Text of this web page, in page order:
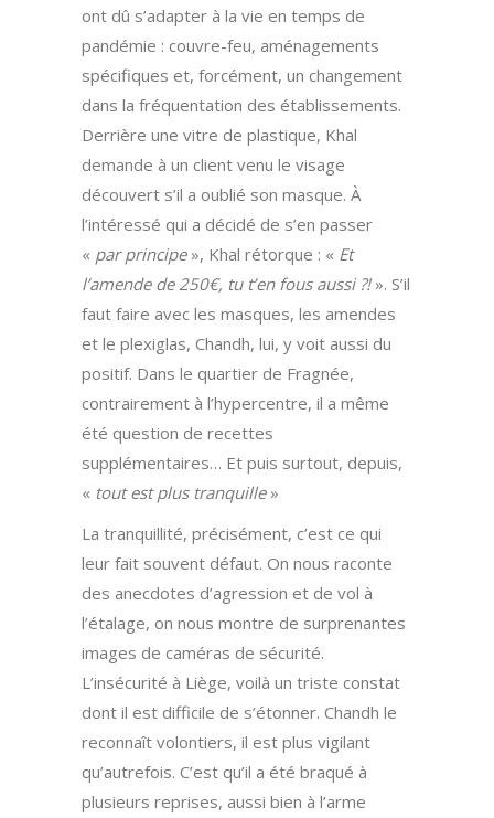
ont dû s’adapter à la vie en temps de
pandémie : couvre-feu, aménagements
spécifiques et, forcément, un changement
dans la fréquentation des établissements.
Derrière une vitre de plastique, Khal
demande à un client venu le visage
découvert s’il a oublié son masque. À
l’intéressé qui a décidé de s’en passer
« par principe», Khal rétorque : « Et
l’amende de 250€, tu t’en fous aussi ?!». S’il
faut faire avec les masques, les amendes
et le plexiglas, Chandh, lui, y voit aussi du
positif. Dans le quartier de Fragnée,
contrairement à l’hypercentre, il a même
été question de recettes
supplémentaires… Et puis surtout, depuis,
« tout est plus tranquille»
La tranquillité, précisément, c’est ce qui
leur fait souvent défaut. On nous raconte
des anecdotes d’agression et de vol à
l’étalage, on nous montre de surprenantes
images de caméras de sécurité.
L’insécurité à Liège, voilà un triste constat
dont il est difficile de s’étonner. Chandh le
reconnaît volontiers, il est plus vigilant
qu’autrefois. C’est qu’il a été braqué à
plusieurs reprises, aussi bien à l’arme